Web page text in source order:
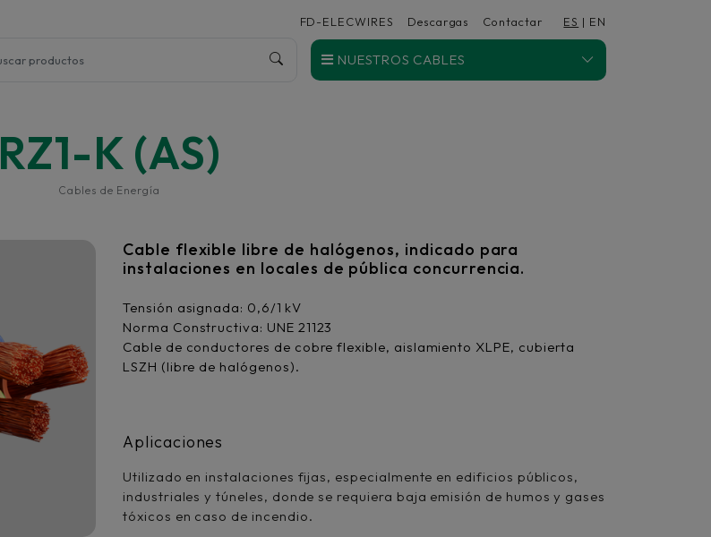
FD-ELECWIRES Descargas Contactar ES | EN
NUESTROS CABLES
RZ1-K (AS)
Cables de Energía
Cable flexible libre de halógenos, indicado para
instalaciones en locales de pública concurrencia.
Tensión asignada: 0,6/1 kV
Norma Constructiva: UNE 21123
Cable de conductores de cobre flexible, aislamiento XLPE, cubierta
LSZH (libre de halógenos).
Aplicaciones
Utilizado en instalaciones fijas, especialmente en edificios públicos,
industriales y túneles, donde se requiera baja emisión de humos y gases
tóxicos en caso de incendio.